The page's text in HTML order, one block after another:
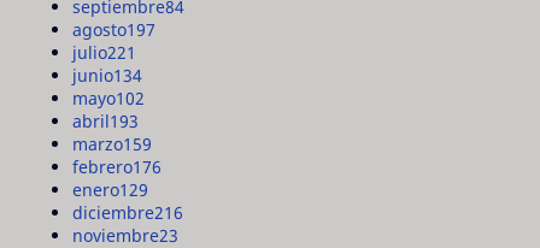
septiembre84
agosto197
julio221
junio134
mayo102
abril193
marzo159
febrero176
enero129
diciembre216
noviembre23